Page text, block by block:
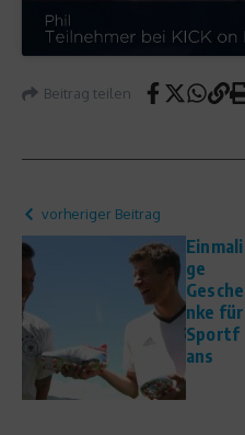
Beitrag teilen
vorheriger Beitrag
Einmali
ge
Gesche
nke für
Sportf
ans